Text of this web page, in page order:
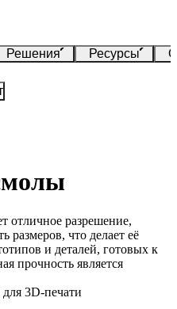
Решения Ресурсы
отличное разрешение,
размеров, что делает её
и деталей, готовых к
прочность является
3D-печати